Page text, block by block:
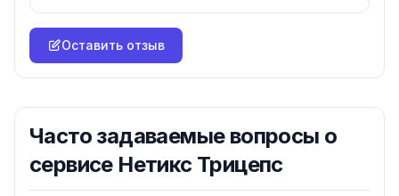
всего два дня.
Оставить отзыв
Часто задаваемые вопросы о
сервисе Нетикс Трицепс